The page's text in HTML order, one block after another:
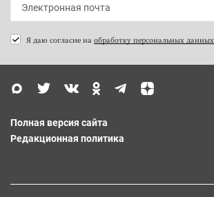
Я даю согласие на обработку персональных данных
Полная версия сайта
Редакционная политика